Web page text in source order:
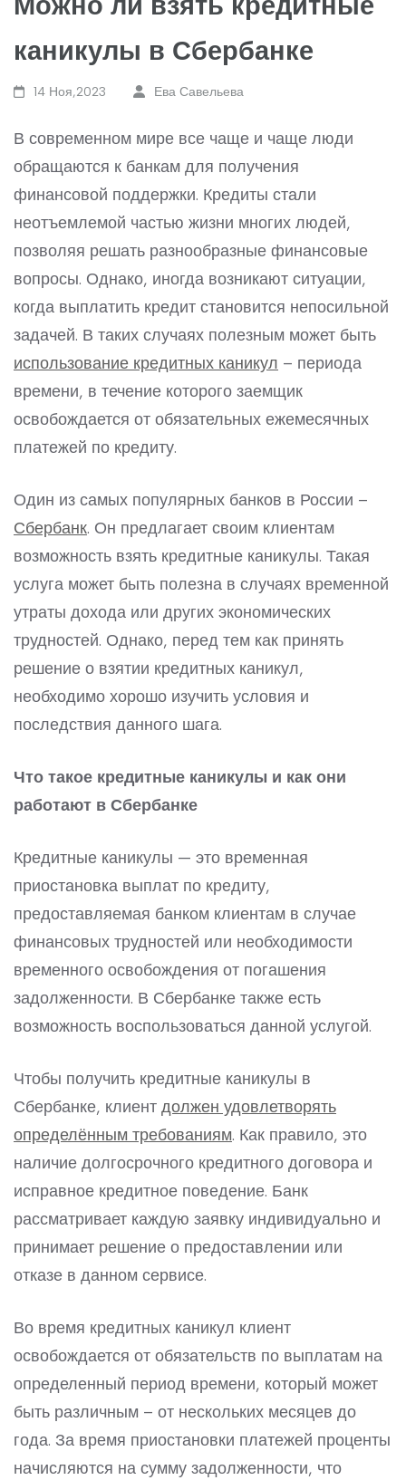
каникулы в Сбербанке
14 Ноя,2023 Ева Савельева
В современном мире все чаще и чаще люди
обращаются к банкам для получения
финансовой поддержки. Кредиты стали
неотъемлемой частью жизни многих людей,
позволяя решать разнообразные финансовые
вопросы. Однако, иногда возникают ситуации,
когда выплатить кредит становится непосильной
задачей. В таких случаях полезным может быть
использование кредитных каникул – периода
времени, в течение которого заемщик
освобождается от обязательных ежемесячных
платежей по кредиту.
Один из самых популярных банков в России –
Сбербанк. Он предлагает своим клиентам
возможность взять кредитные каникулы. Такая
услуга может быть полезна в случаях временной
утраты дохода или других экономических
трудностей. Однако, перед тем как принять
решение о взятии кредитных каникул,
необходимо хорошо изучить условия и
последствия данного шага.
Что такое кредитные каникулы и как они
работают в Сбербанке
Кредитные каникулы — это временная
приостановка выплат по кредиту,
предоставляемая банком клиентам в случае
финансовых трудностей или необходимости
временного освобождения от погашения
задолженности. В Сбербанке также есть
возможность воспользоваться данной услугой.
Чтобы получить кредитные каникулы в
Сбербанке, клиент должен удовлетворять
определённым требованиям. Как правило, это
наличие долгосрочного кредитного договора и
исправное кредитное поведение. Банк
рассматривает каждую заявку индивидуально и
принимает решение о предоставлении или
отказе в данном сервисе.
Во время кредитных каникул клиент
освобождается от обязательств по выплатам на
определенный период времени, который может
быть различным – от нескольких месяцев до
года. За время приостановки платежей проценты
начисляются на сумму задолженности, что